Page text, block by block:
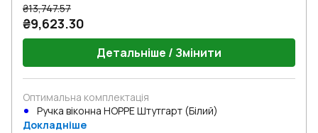
₴13,747.57
₴9,623.30
Детальніше / Змінити
Оптимальна комплектація
Ручка віконна HOPPE Штутгарт (Білий)
Докладніше